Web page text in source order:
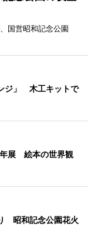
国営昭和記念公園
ジ」 木工キットで
展 絵本の世界観
昭和記念公園花火